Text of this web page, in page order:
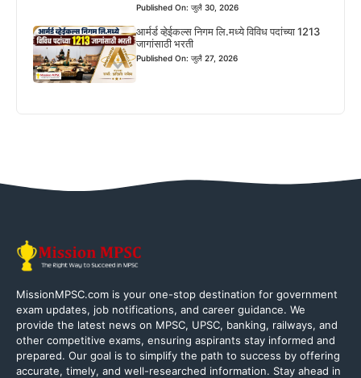
Published On: जुलै 30, 2026
आर्मर्ड व्हेईकल्स निगम लि.मध्ये विविध पदांच्या 1213
जागांसाठी भरती
Published On: जुलै 27, 2026
MissionMPSC.com is your one-stop destination for government
exam updates, job notifications, and career guidance. We
provide the latest news on MPSC, UPSC, banking, railways, and
other competitive exams, ensuring aspirants stay informed and
prepared. Our goal is to simplify the path to success by offering
accurate, timely, and well-researched information. Stay ahead in